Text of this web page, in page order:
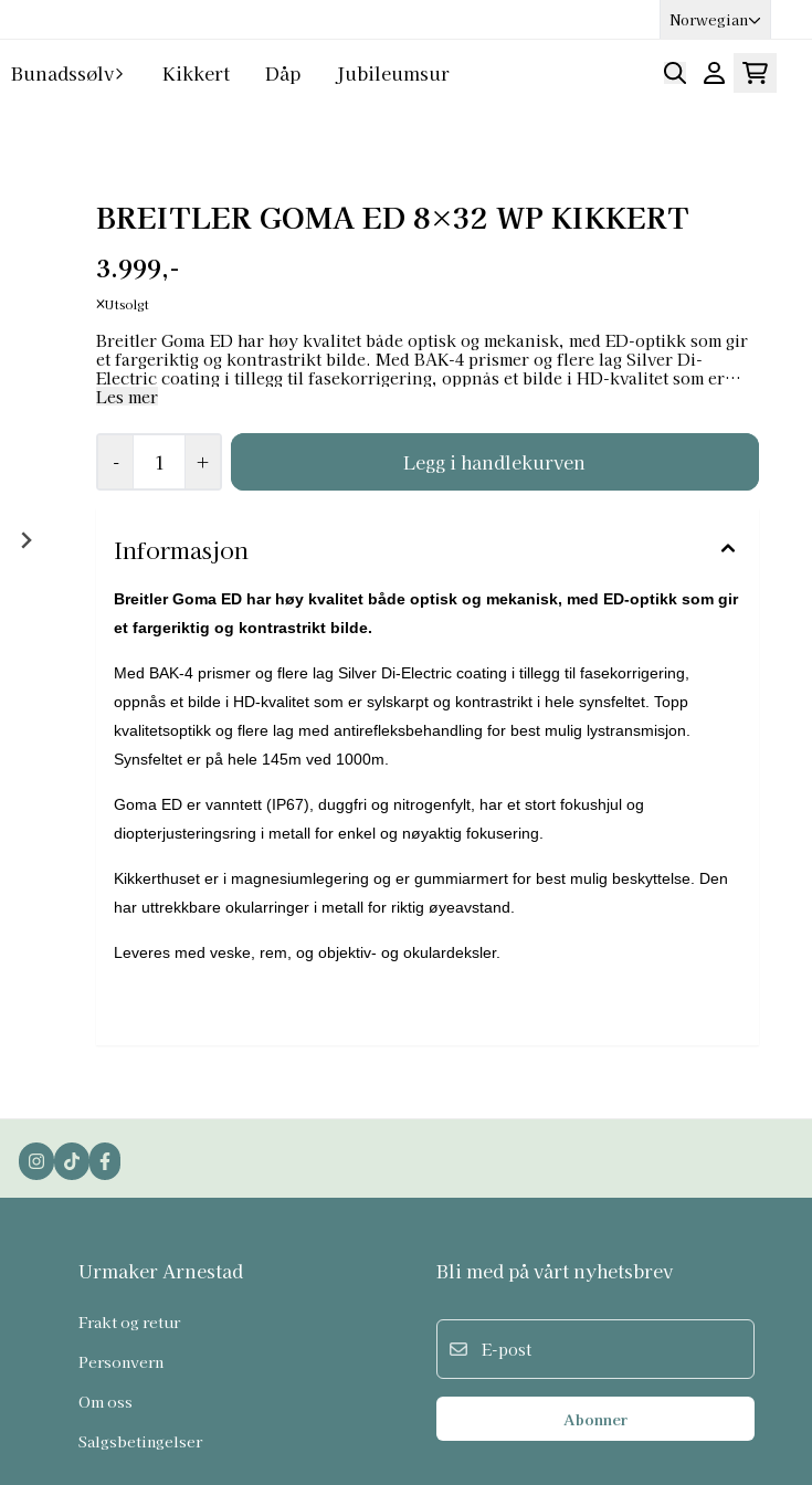
Norwegian
Bunadssølv Kikkert Dåp Jubileumsur
BREITLER GOMA ED 8×32 WP KIKKERT
3.999,-
Utsolgt
Breitler Goma ED har høy kvalitet både optisk og mekanisk, med ED-optikk som gir
et fargeriktig og kontrastrikt bilde. Med BAK-4 prismer og flere lag Silver Di-
Electric coating i tillegg til fasekorrigering, oppnås et bilde i HD-kvalitet som er
sylskarpt og kontrastrikt i hele synsfeltet. Topp kvalitetsoptikk og flere lag med
1000m. Goma ED er vanntett (IP67), duggfri og nitrogenfylt, har et stort fokushjul
og diopterjusteringsring i metall for enkel og nøyaktig fokusering. Kikkerthuset er
i magnesiumlegering og er gummiarmert for best mulig beskyttelse. Den har
uttrekkbare okularringer i metall for riktig øyeavstand. Leveres med veske, rem, og
Les mer
- +
Informasjon
Breitler Goma ED har høy kvalitet både optisk og mekanisk, med ED-optikk som gir
et fargeriktig og kontrastrikt bilde.
Med BAK-4 prismer og flere lag Silver Di-Electric coating i tillegg til fasekorrigering,
oppnås et bilde i HD-kvalitet som er sylskarpt og kontrastrikt i hele synsfeltet. Topp
kvalitetsoptikk og flere lag med antirefleksbehandling for best mulig lystransmisjon.
Synsfeltet er på hele 145m ved 1000m.
Goma ED er vanntett (IP67), duggfri og nitrogenfylt, har et stort fokushjul og
diopterjusteringsring i metall for enkel og nøyaktig fokusering.
Kikkerthuset er i magnesiumlegering og er gummiarmert for best mulig beskyttelse. Den
har uttrekkbare okularringer i metall for riktig øyeavstand.
Leveres med veske, rem, og objektiv- og okulardeksler.
Urmaker Arnestad
Frakt og retur
Personvern
Om oss
Salgsbetingelser
Bli med på vårt nyhetsbrev
E-post
Abonner